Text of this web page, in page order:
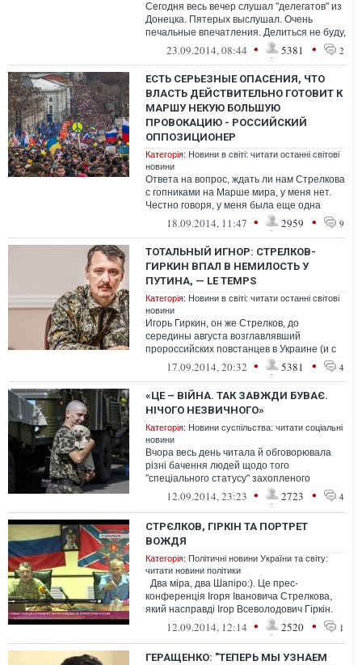
Сегодня весь вечер слушал "делегатов" из
Донецка. Пятерых выслушал. Очень
печальные впечатления. Делиться не буду,
но скажу лишь, что МНЕ СТЫДНО ЗА НЕ...
23.09.2014, 08:44 • 5381 • 2
ЕСТЬ СЕРЬЕЗНЫЕ ОПАСЕНИЯ, ЧТО
ВЛАСТЬ ДЕЙСТВИТЕЛЬНО ГОТОВИТ К
МАРШУ НЕКУЮ БОЛЬШУЮ
ПРОВОКАЦИЮ - РОССИЙСКИЙ
ОППОЗИЦИОНЕР
Категорія: Новини в світі: читати останні світові
новини
Ответа на вопрос, ждать ли нам Стрелкова
с гопниками на Марше мира, у меня нет.
Честно говоря, у меня была еще одна
весьма существенная причина отказа...
18.09.2014, 11:47 • 2959 • 9
ТОТАЛЬНЫЙ ИГНОР: СТРЕЛКОВ-
ГИРКИН ВПАЛ В НЕМИЛОСТЬ У
ПУТИНА, — LE TEMPS
Категорія: Новини в світі: читати останні світові
новини
Игорь Гиркин, он же Стрелков, до
середины августа возглавлявший
пророссийских повстанцев в Украине (и с
тех пор загадочным образом
исчезнувший), появи...
17.09.2014, 20:32 • 5381 • 4
«ЦЕ – ВІЙНА. ТАК ЗАВЖДИ БУВАЄ.
НІЧОГО НЕЗВИЧНОГО»
Категорія: Новини суспільства: читати соціальні
новини
Вчора весь день читала й обговорювала
різні бачення людей щодо того
"спеціального статусу" захопленого
Донбасу. більшість сходиться на тому, що
12.09.2014, 23:23 • 2723 • 4
СТРЄЛКОВ, ГІРКІН ТА ПОРТРЕТ
ВОЖДЯ
Категорія: Політичні новини України та світу:
читати новини політики
Два міра, два Шапіро:). Це прес-
конференція Ігоря Івановича Стрелкова,
який насправді Ігор Всеволодович Гіркін.
Ну, для чого змінювати пр...
12.09.2014, 12:14 • 2520 • 1
ГЕРАЩЕНКО: "ТЕПЕРЬ МЫ УЗНАЕМ